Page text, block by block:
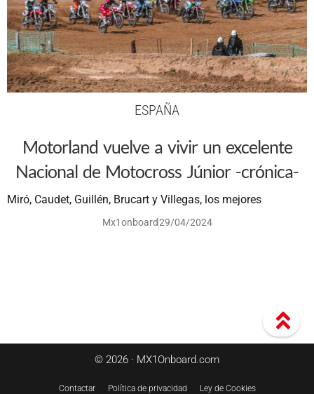
ESPAÑA
Motorland vuelve a vivir un excelente
Nacional de Motocross Júnior -crónica-
Miró, Caudet, Guillén, Brucart y Villegas, los mejores
Mx1onboard29/04/2024
© 2026 · MX1Onboard.com
Contactar Política de privacidad Ley de Cookies